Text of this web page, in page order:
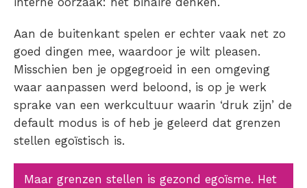
Aan de buitenkant spelen er echter vaak net zo
goed dingen mee, waardoor je wilt pleasen.
Misschien ben je opgegroeid in een omgeving
waar aanpassen werd beloond, is op je werk
sprake van een werkcultuur waarin ‘druk zijn’ de
default modus is of heb je geleerd dat grenzen
stellen egoïstisch is.
Maar grenzen stellen is gezond egoïsme. Het